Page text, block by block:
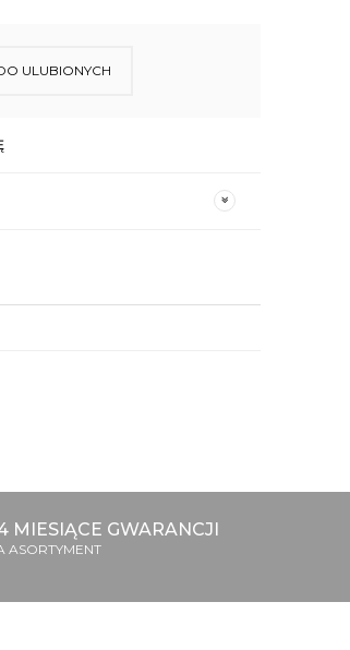
ULUBIONYCH
MIESIĄCE GWARANCJI
ASORTYMENT